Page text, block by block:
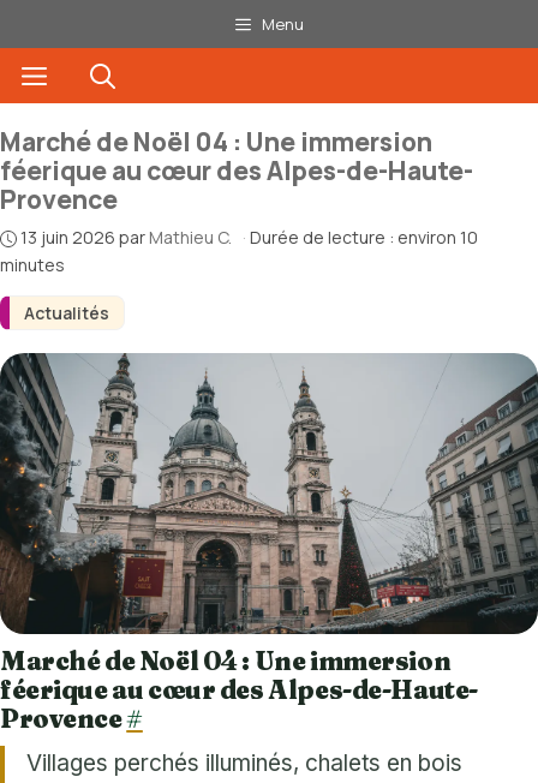
au
contenu
Menu
Menu
Actualités
Marché de Noël 04 : Une immersion
féerique au cœur des Alpes-de-Haute-
Provence
13 juin 2026 par Mathieu C. · Durée de lecture : environ 10
minutes
Marché de Noël 04 : Une immersion
féerique au cœur des Alpes-de-Haute-
Provence#
Villages perchés illuminés, chalets en bois